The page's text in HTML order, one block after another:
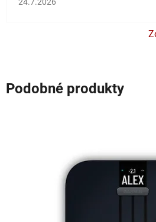
Podobné produkty